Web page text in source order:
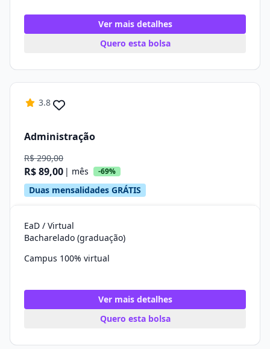
Ver mais detalhes
Quero esta bolsa
3.8
Administração
R$ 290,00
R$ 89,00 | mês -69%
Duas mensalidades GRÁTIS
EaD / Virtual
Bacharelado (graduação)
Campus 100% virtual
Ver mais detalhes
Quero esta bolsa